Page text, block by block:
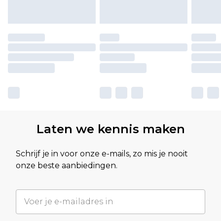
Laten we kennis maken
Schrijf je in voor onze e-mails, zo mis je nooit
onze beste aanbiedingen.